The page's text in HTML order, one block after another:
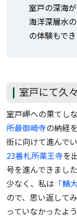
室戸の深海
海洋深層水
の体験もで
室戸にて久
室戸岬への果てし
所最御崎寺の納経
街に向けて進んでい
23番札所薬王寺を
号を進んできまし
少なく、私は 「鯖
ので、思い返して
っていなかったよ